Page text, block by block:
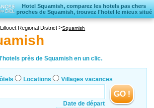
Hotel Squamish, comparez les hotels pas chers
proches de Squamish, trouvez l'hotel le mieux situé
Hôtels
Locations vacances
Villages vacances
Regional District Squamish
près de Squamish en un clic.
Locations Villages vacances
Date de départ
GO !